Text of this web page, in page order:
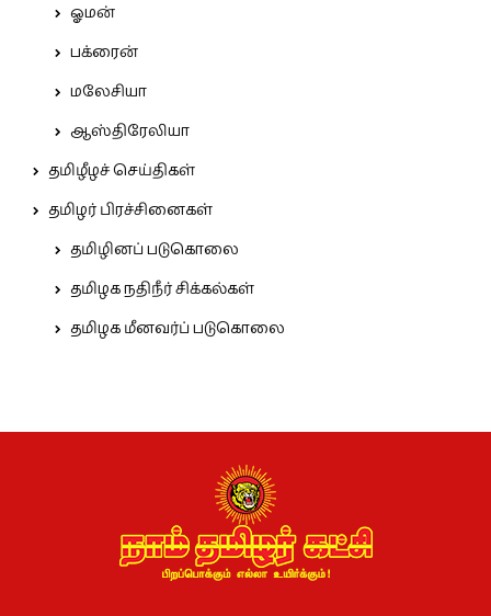
ஓமன்
பக்ரைன்
மலேசியா
ஆஸ்திரேலியா
தமிழீழச் செய்திகள்
தமிழர் பிரச்சினைகள்
தமிழினப் படுகொலை
தமிழக நதிநீர் சிக்கல்கள்
தமிழக மீனவர்ப் படுகொலை